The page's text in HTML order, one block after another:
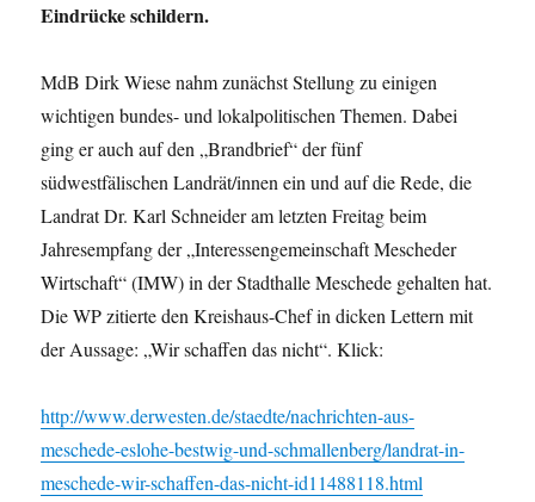
Eindrücke schildern.
MdB Dirk Wiese nahm zunächst Stellung zu einigen
wichtigen bundes- und lokalpolitischen Themen. Dabei
ging er auch auf den „Brandbrief“ der fünf
südwestfälischen Landrät/innen ein und auf die Rede, die
Landrat Dr. Karl Schneider am letzten Freitag beim
Jahresempfang der „Interessengemeinschaft Mescheder
Wirtschaft“ (IMW) in der Stadthalle Meschede gehalten hat.
Die WP zitierte den Kreishaus-Chef in dicken Lettern mit
der Aussage: „Wir schaffen das nicht“. Klick:
http://www.derwesten.de/staedte/nachrichten-aus-
meschede-eslohe-bestwig-und-schmallenberg/landrat-in-
meschede-wir-schaffen-das-nicht-id11488118.html